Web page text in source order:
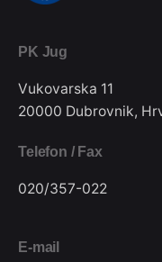
PK Jug
Vukovarska 11
20000 Dubrovnik,
Telefon / Fax
020/357-022
E-mail